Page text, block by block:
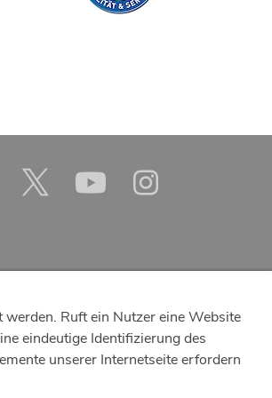
Ruft ein Nutzer eine Website
eindeutige Identifizierung des
unserer Internetseite erfordern